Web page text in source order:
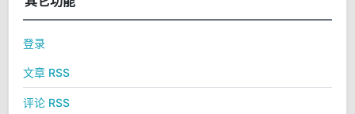
登录
文章 RSS
评论 RSS